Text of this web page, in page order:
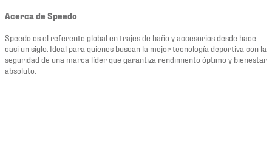
Acerca de Speedo
Speedo es el referente global en trajes de baño y accesorios desde hace
casi un siglo. Ideal para quienes buscan la mejor tecnología deportiva con la
seguridad de una marca líder que garantiza rendimiento óptimo y bienestar
absoluto.